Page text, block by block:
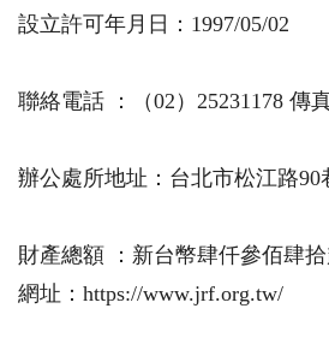
設立許可年月日：1997/05/02
聯絡電話 ：（02）25231178 傳
辦公處所地址：台北市松江路90
財產總額 ：新台幣肆仟參佰肆
網址：https://www.jrf.org.tw/